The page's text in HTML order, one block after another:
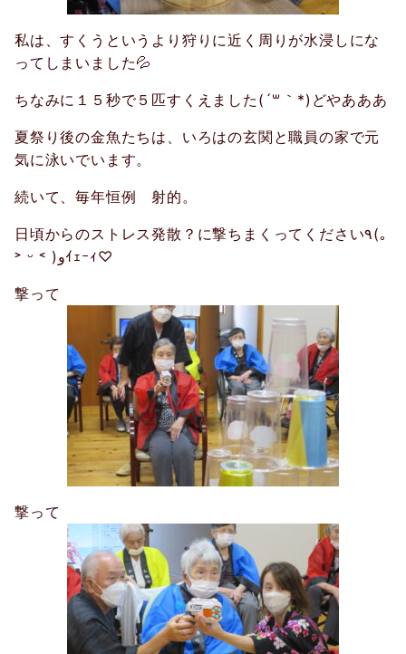
私は、すくうというより狩りに近く周りが水浸しにな
ってしまいました💦
ちなみに１５秒で５匹すくえました(´꒳｀*)どやあああ
夏祭り後の金魚たちは、いろはの玄関と職員の家で元
気に泳いでいます。
続いて、毎年恒例 射的。
日頃からのストレス発散？に撃ちまくってください٩(｡
˃ ᵕ ˂ ) وｲｪｰｨ♡
撃って
撃って